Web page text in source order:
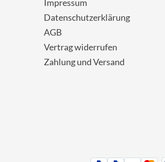
Impressum
Datenschutzerklärung
AGB
Vertrag widerrufen
Zahlung und Versand